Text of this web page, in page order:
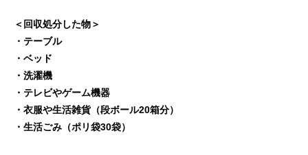
＜回収処分した物＞
・テーブル
・ベッド
・洗濯機
・テレビやゲーム機器
・衣服や生活雑貨（段ボール20箱分）
・生活ごみ（ポリ袋30袋）